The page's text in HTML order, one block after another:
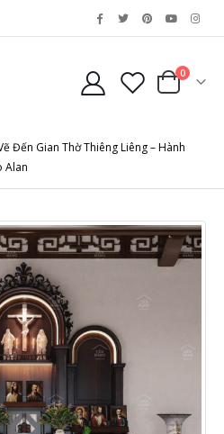
0
Đến Gian Thờ Thiêng Liêng – Hành
Alan